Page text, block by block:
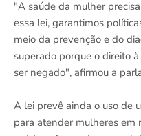
"A saúde da mulher
essa lei, garantimos
meio da prevenção e do
superado porque o direito
ser negado", afirmou a
A lei prevê ainda o uso de
para atender mulheres em